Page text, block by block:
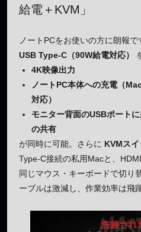
給電＋KVM」
ノートPCをお使いの方に朗報で
USB Type-C（90W給電対応）
4K映像出力
ノートPC本体への充電（
対応）
モニター背面のUSBポート
の共有
が同時に可能。さらに KVMス
Type-C接続の私用Macと、
同じマウス・キーボードで切り
ーブルは激減し、作業効率は飛